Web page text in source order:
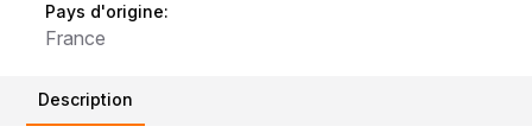
Pays d'origine:
France
Description